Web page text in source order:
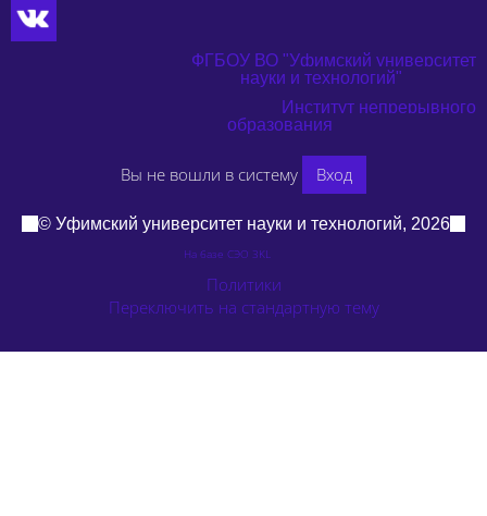
ФГБОУ ВО "Уфимский университет
науки и технологий"
Институт непрерывного
образования
Вы не вошли в систему Вход
© Уфимский университет науки и технологий, 2026
На базе СЭО 3KL
Политики
Переключить на стандартную тему